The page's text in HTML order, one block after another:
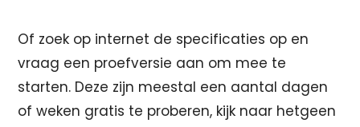
Of zoek op internet de specificaties op en
vraag een proefversie aan om mee te
starten. Deze zijn meestal een aantal dagen
of weken gratis te proberen, kijk naar hetgeen